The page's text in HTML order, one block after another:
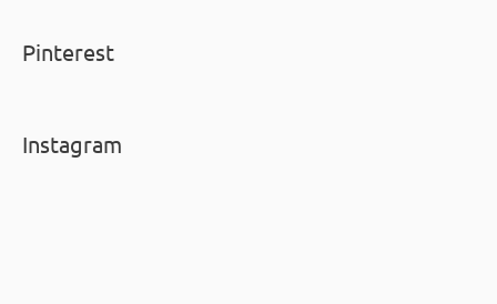
Pinterest
Instagram